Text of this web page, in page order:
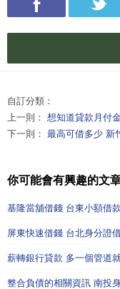
自訂分類：
上一則： 想知道貸款月付
下一則： 最高可借多少 新
你可能會有興趣的文章
基隆當舖借錢 台東小額借
屏東快速借錢 台北身分證
薪轉銀行貸款 多一個管道
整合負債的相關資訊 南投